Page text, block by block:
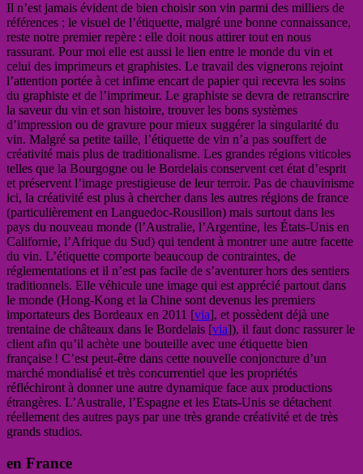
Il n’est jamais évident de bien choisir son vin parmi des milliers de
références ; le visuel de l’étiquette, malgré une bonne connaissance,
reste notre premier repère : elle doit nous attirer tout en nous
rassurant. Pour moi elle est aussi le lien entre le monde du vin et
celui des imprimeurs et graphistes. Le travail des vignerons rejoint
l’attention portée à cet infime encart de papier qui recevra les soins
du graphiste et de l’imprimeur. Le graphiste se devra de retranscrire
la saveur du vin et son histoire, trouver les bons systèmes
d’impression ou de gravure pour mieux suggérer la singularité du
vin. Malgré sa petite taille, l’étiquette de vin n’a pas souffert de
créativité mais plus de traditionalisme. Les grandes régions viticoles
telles que la Bourgogne ou le Bordelais conservent cet état d’esprit
et préservent l’image prestigieuse de leur terroir. Pas de chauvinisme
ici, la créativité est plus à chercher dans les autres régions de france
(particulièrement en Languedoc-Rousillon) mais surtout dans les
pays du nouveau monde (l’Australie, l’Argentine, les États-Unis en
Californie, l’Afrique du Sud) qui tendent à montrer une autre facette
du vin. L’étiquette comporte beaucoup de contraintes, de
réglementations et il n’est pas facile de s’aventurer hors des sentiers
traditionnels. Elle véhicule une image qui est apprécié partout dans
le monde (Hong-Kong et la Chine sont devenus les premiers
importateurs des Bordeaux en 2011 [via], et possèdent déjà une
trentaine de châteaux dans le Bordelais [via]), il faut donc rassurer le
client afin qu’il achète une bouteille avec une étiquette bien
française ! C’est peut-être dans cette nouvelle conjoncture d’un
marché mondialisé et très concurrentiel que les propriétés
réfléchiront à donner une autre dynamique face aux productions
étrangères. L’Australie, l’Espagne et les Etats-Unis se détachent
réellement des autres pays par une très grande créativité et de très
grands studios.
en France